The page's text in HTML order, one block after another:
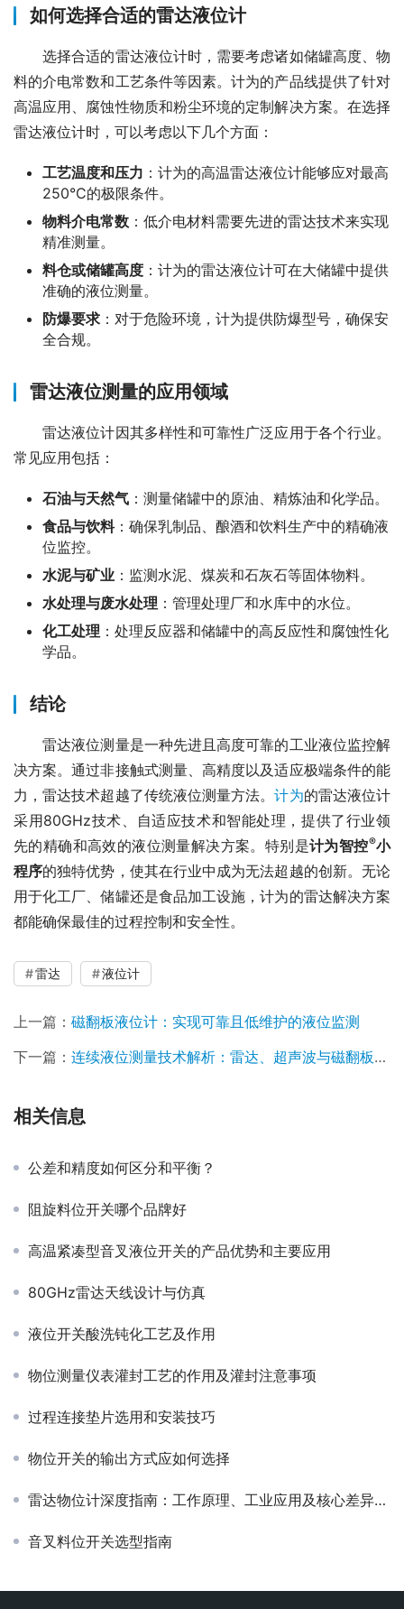
如何选择合适的雷达液位计
选择合适的雷达液位计时，需要考虑诸如储罐高度、物
料的介电常数和工艺条件等因素。计为的产品线提供了针对
高温应用、腐蚀性物质和粉尘环境的定制解决方案。在选择
雷达液位计时，可以考虑以下几个方面：
工艺温度和压力 ：计为的高温雷达液位计能够应对最高
250°C的极限条件。
物料介电常数 ：低介电材料需要先进的雷达技术来实现
精准测量。
料仓或储罐高度 ：计为的雷达液位计可在大储罐中提供
准确的液位测量。
防爆要求 ：对于危险环境，计为提供防爆型号，确保安
全合规。
雷达液位测量的应用领域
雷达液位计因其多样性和可靠性广泛应用于各个行业。
常见应用包括：
石油与天然气 ：测量储罐中的原油、精炼油和化学品。
食品与饮料：确保乳制品、酿酒和饮料生产中的精确液
位监控。
水泥与矿业 ：监测水泥、煤炭和石灰石等固体物料。
水处理与废水处理 ：管理处理厂和水库中的水位。
化工处理 ：处理反应器和储罐中的高反应性和腐蚀性化
学品。
结论
雷达液位测量是一种先进且高度可靠的工业液位监控解
决方案。通过非接触式测量、高精度以及适应极端条件的能
力，雷达技术超越了传统液位测量方法。计为的雷达液位计
采用80GHz技术、自适应技术和智能处理，提供了行业领
先的精确和高效的液位测量解决方案。特别是计为智控®小
程序的独特优势，使其在行业中成为无法超越的创新。无论
用于化工厂、储罐还是食品加工设施，计为的雷达解决方案
都能确保最佳的过程控制和安全性。
雷达 液位计
上一篇： 磁翻板液位计：实现可靠且低维护的液位监测
下一篇： 连续液位测量技术解析：雷达、超声波与磁翻板液位计的最佳选择
相关信息
公差和精度如何区分和平衡？
阻旋料位开关哪个品牌好
高温紧凑型音叉液位开关的产品优势和主要应用
80GHz雷达天线设计与仿真
液位开关酸洗钝化工艺及作用
物位测量仪表灌封工艺的作用及灌封注意事项
过程连接垫片选用和安装技巧
物位开关的输出方式应如何选择
雷达物位计深度指南：工作原理、工业应用及核心差异解析
音叉料位开关选型指南